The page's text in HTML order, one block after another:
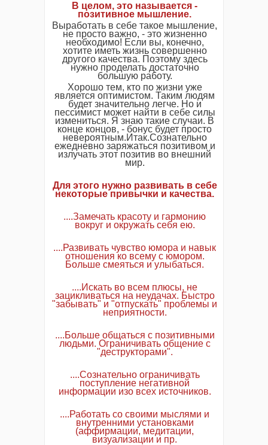
В целом, это называется -
позитивное мышление.
Выработать в себе такое мышление,
не просто важно, - это жизненно
необходимо! Если вы, конечно,
хотите иметь жизнь совершенно
другого качества. Поэтому здесь
нужно проделать достаточно
большую работу.
Хорошо тем, кто по жизни уже
является оптимистом. Таким людям
будет значительно легче. Но и
пессимист может найти в себе силы
измениться. Я знаю такие случаи. В
конце концов, - бонус будет просто
невероятным.Итак.Сознательно
ежедневно заряжаться позитивом и
излучать этот позитив во внешний
мир.
Для этого нужно развивать в себе
некоторые привычки и качества.
....Замечать красоту и гармонию
вокруг и окружать себя ею.
....Развивать чувство юмора и навык
отношения ко всему с юмором.
Больше смеяться и улыбаться.
....Искать во всем плюсы, не
зацикливаться на неудачах. Быстро
"забывать" и "отпускать" проблемы и
неприятности.
....Больше общаться с позитивными
людьми. Ограничивать общение с
"деструкторами".
....Сознательно ограничивать
поступление негативной
информации изо всех источников.
....Работать со своими мыслями и
внутренними установками
(аффирмации, медитации,
визуализации и пр.